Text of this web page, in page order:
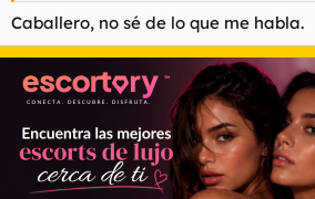
Caballero, no sé de lo que me habla.